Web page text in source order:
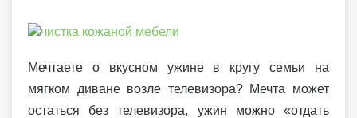
Мечтаете о вкусном ужине в кругу семьи на
мягком диване возле телевизора? Мечта может
остаться без телевизора, ужин можно «отдать